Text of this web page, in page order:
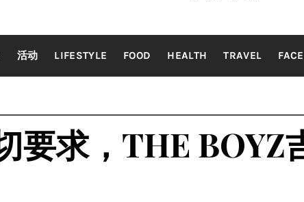
活动 LIFESTYLE FOOD HEALTH TRAVEL
要求，THE BOYZ